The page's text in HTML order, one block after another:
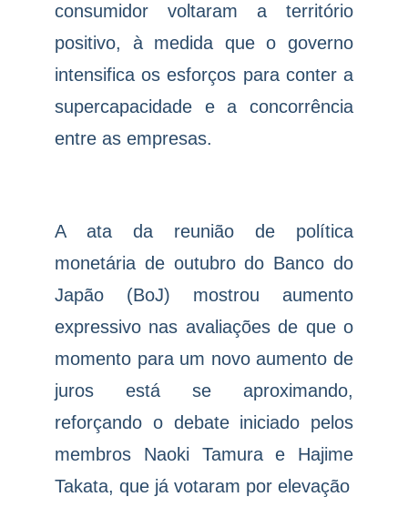
consumidor voltaram a território
positivo, à medida que o governo
intensifica os esforços para conter a
supercapacidade e a concorrência
entre as empresas.
A ata da reunião de política
monetária de outubro do Banco do
Japão (BoJ) mostrou aumento
expressivo nas avaliações de que o
momento para um novo aumento de
juros está se aproximando,
reforçando o debate iniciado pelos
membros Naoki Tamura e Hajime
Takata, que já votaram por elevação